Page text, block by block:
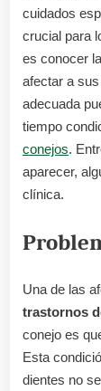
cuidados
crucial para
es conocer
afectar a
adecuada
tiempo
conejos.
aparecer,
clínica.
Una de las
trastornos
conejo es
Esta
dientes no